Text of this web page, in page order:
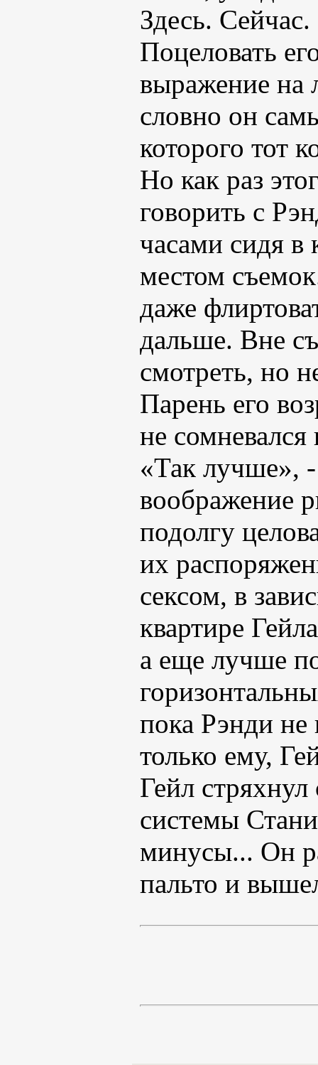
Здесь. Сейчас.
Поцеловать
выражение на
словно он
которого тот
Но как раз
говорить с
часами сидя в
местом
даже
дальше. Вне
смотреть, но
Парень его
не
«Так лучше»,
воображение
подолгу
их
сексом, в
квартире
а еще лучше
пока Рэнди не
только ему,
Гейл
системы
минусы... Он
пальто и